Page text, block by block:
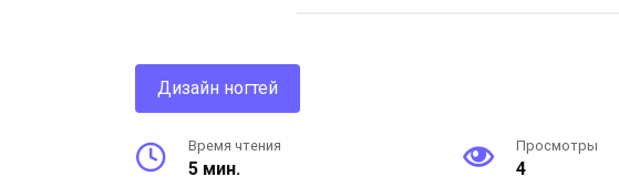
Дизайн ногтей
Время чтения
5 мин.
Просмотры
4